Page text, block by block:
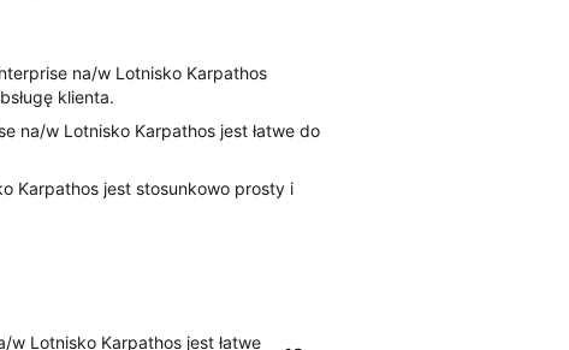
na/w Lotnisko Karpathos
klienta.
na/w Lotnisko Karpathos jest łatwe do
Karpathos jest stosunkowo prosty i
w Lotnisko Karpathos jest łatwe